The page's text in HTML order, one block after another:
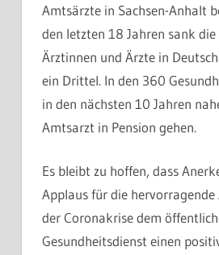
Amtsärzte in Sachsen-Anhalt
den letzten 18 Jahren sank
Ärztinnen und Ärzte in
ein Drittel. In den 360
in den nächsten 10 Jahren
Amtsarzt in Pension gehen.
Es bleibt zu hoffen, dass
Applaus für die
der Coronakrise dem
Gesundheitsdienst einen